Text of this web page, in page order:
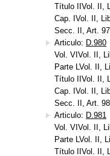
Título IIVol. II,
Cap. IVol. II,
Secc. II, Art.
Articulo: D.980
Vol. VIVol. II,
Parte LVol. II,
Título IIVol. II,
Cap. IVol. II,
Secc. II, Art.
Articulo: D.981
Vol. VIVol. II,
Parte LVol. II,
Título IIVol. II,